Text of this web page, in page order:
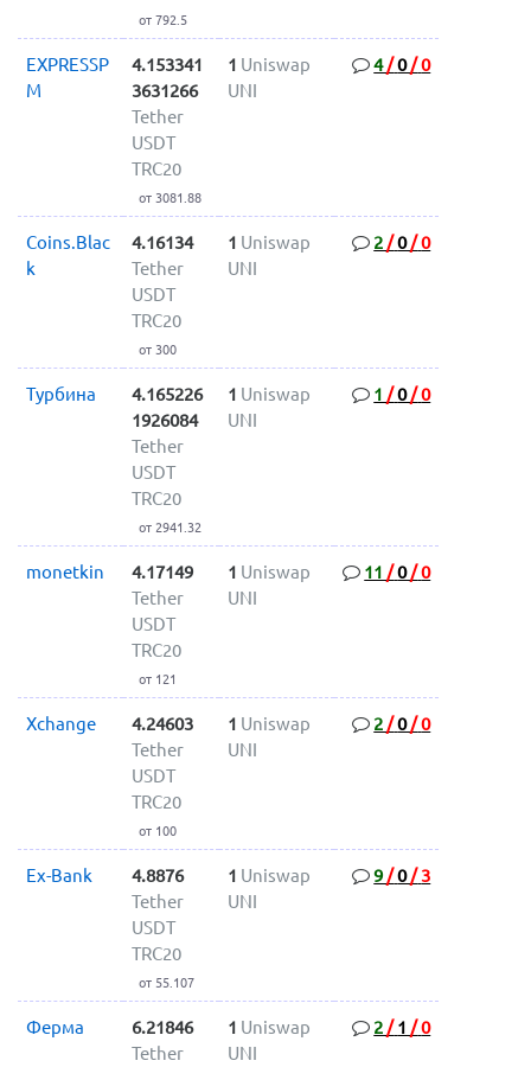
от 792.5
EXPRESSP
M
4.153341
3631266
Tether
USDT
TRC20
от 3081.88
1 Uniswap
UNI
4/0/0
Coins.Blac
k
4.16134
Tether
USDT
TRC20
от 300
1 Uniswap
UNI
2 /0/0
Турбина
4.165226
1926084
Tether
USDT
TRC20
от 2941.32
1 Uniswap
UNI
1 /0/0
monetkin
4.17149
Tether
USDT
TRC20
от 121
1 Uniswap
UNI
11 /0/0
Xchange
4.24603
Tether
USDT
TRC20
от 100
1 Uniswap
UNI
2 /0/0
Ex-Bank
4.8876
Tether
USDT
TRC20
от 55.107
1 Uniswap
UNI
9 /0/ 3
Ферма
6.21846
Tether
1 Uniswap
UNI
2 / 1 /0